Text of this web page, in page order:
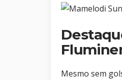
Mesmo sem